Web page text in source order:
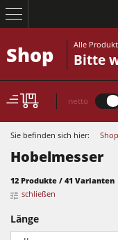
Shop Alle
Bitte
netto
Sie befinden sich hier: Shop
Hobelmesser
12 Produkte / 41 Varianten
schließen
Länge